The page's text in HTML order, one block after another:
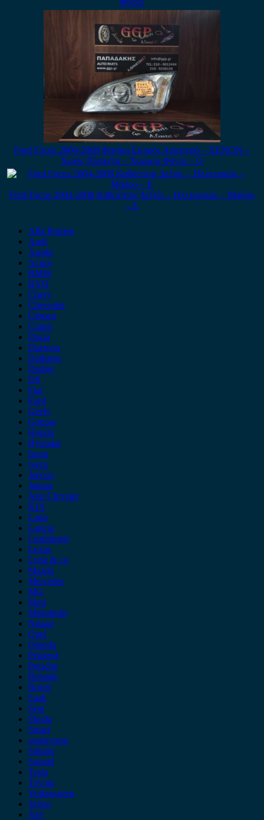
Ford Focus 2004-2008 Φανάρι Εμπρός Αριστερό – XENON –
Χωρίς Πλακέτα – Χρώμιο Φόντο – Ο
Ford Focus 2004-2008 Καθρέπτης Δεξιός – Ηλεκτρικός – Μαύρο
– Ε
Alfa Romeo
Audi
Austin
Acura
BMW
BYD
Chery
Chevrolet
Citroen
Cupra
Dacia
Daewoo
Daihatsu
Dodge
DS
Fiat
Ford
Geely
Gonow
Honda
Hyundai
Isuzu
iveco
Jaecoo
Jaguar
Jeep Chrysler
KIA
Lada
Lancia
Leapmotor
Lexus
Lynk & co
Mazda
Mercedes
MG
Mini
Mitsubishi
Nissan
Opel
Omoda
Peugeot
Porsche
Renault
Rover
Saab
Seat
Skoda
Smart
ssangyong
Subaru
Suzuki
Tesla
Toyota
Volkswagen
Volvo
Xev